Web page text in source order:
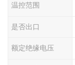
温控范围
是否出口
额定绝缘电压